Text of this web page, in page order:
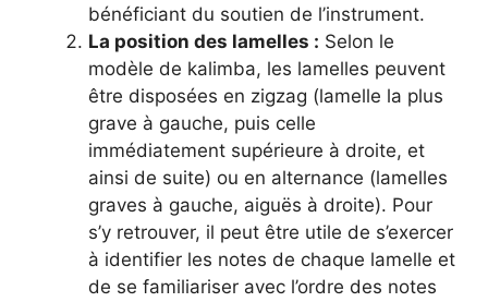
bénéficiant du soutien de l’instrument.
La position des lamelles : Selon le
modèle de kalimba, les lamelles peuvent
être disposées en zigzag (lamelle la plus
grave à gauche, puis celle
immédiatement supérieure à droite, et
ainsi de suite) ou en alternance (lamelles
graves à gauche, aiguës à droite). Pour
s’y retrouver, il peut être utile de s’exercer
à identifier les notes de chaque lamelle et
de se familiariser avec l’ordre des notes